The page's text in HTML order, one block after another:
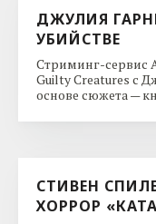
ДЖУЛИЯ
УБИЙСТВЕ
Стриминг-сервис
Guilty Creatures с
основе сюжета —
СТИВЕН
ХОРРОР